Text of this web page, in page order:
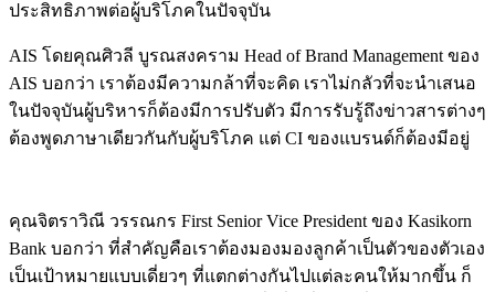
ประสิทธิภาพต่อผู้บริโภคในปัจจุบัน
AIS โดยคุณศิวลี บูรณสงคราม Head of Brand Management ของ
AIS บอกว่า เราต้องมีความกล้าที่จะคิด เราไม่กลัวที่จะนำเสนอ
ในปัจจุบันผู้บริหารก็ต้องมีการปรับตัว มีการรับรู้ถึงข่าวสารต่างๆ
ต้องพูดภาษาเดียวกันกับผู้บริโภค แต่ CI ของแบรนด์ก็ต้องมีอยู่
คุณจิตราวิณี วรรณกร First Senior Vice President ของ Kasikorn
Bank บอกว่า ที่สำคัญคือเราต้องมองมองลูกค้าเป็นตัวของตัวเอง
เป็นเป้าหมายแบบเดี่ยวๆ ที่แตกต่างกันไปแต่ละคนให้มากขึ้น ก็